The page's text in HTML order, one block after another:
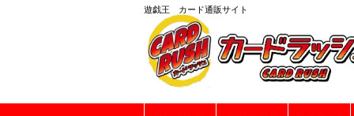
遊戯王 カード通販サイト